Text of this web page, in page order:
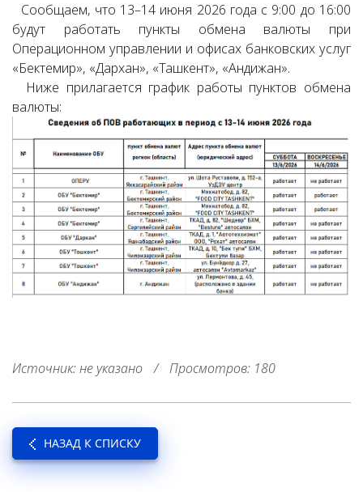
Сообщаем, что 13–14 июня 2026 года с 9:00 до 16:00
будут работать пункты обмена валюты при
Операционном управлении и офисах банковских услуг
«Бектемир», «Дархан», «Ташкент», «Андижан».
Ниже прилагается график работы пунктов обмена
валюты:
Источник: не указано / Просмотров: 180
НАЗАД К СПИСКУ